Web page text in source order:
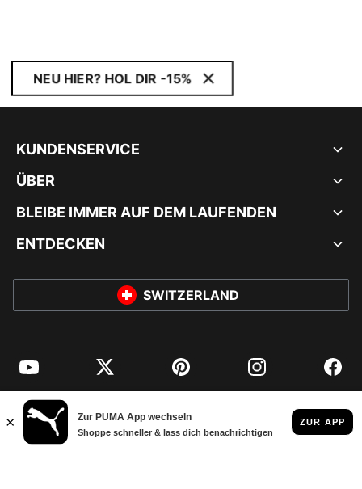
NEU HIER? HOL DIR -15%
KUNDENSERVICE
ÜBER
BLEIBE IMMER AUF DEM LAUFENDEN
ENTDECKEN
SWITZERLAND
YouTube Twitter Pinterest Instagram
© PUMA EUROPE GMBH, 2026. ALLE RECHTE VORBEHALTEN
IMPRESSUM UND RECHTLICHE HINWEISE